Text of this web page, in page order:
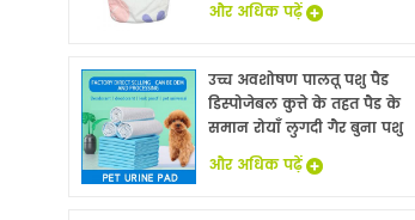
और अधिक पढ़ें
उच्च अवशोषण पालतू पशु पैड
डिस्पोजेबल कुत्ते के तहत पैड के
समान रोयाँ लुगदी गैर बुना पशु
बिस्तर चादरों थोक
और अधिक पढ़ें